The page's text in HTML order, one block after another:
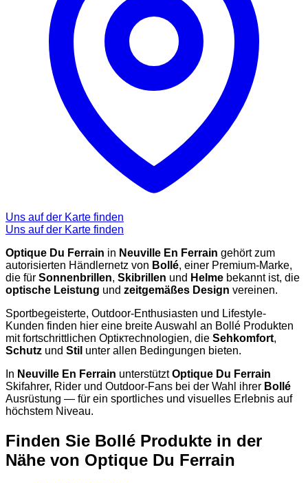
Uns auf der Karte finden
Uns auf der Karte finden
Optique Du Ferrain in Neuville En Ferrain gehört zum
autorisierten Händlernetz von Bollé, einer Premium-Marke,
die für Sonnenbrillen, Skibrillen und Helme bekannt ist, die
optische Leistung und zeitgemäßes Design vereinen.
Sportbegeisterte, Outdoor-Enthusiasten und Lifestyle-
Kunden finden hier eine breite Auswahl an Bollé Produkten
mit fortschrittlichen Optiктechnologien, die Sehkomfort,
Schutz und Stil unter allen Bedingungen bieten.
In Neuville En Ferrain unterstütztOptique Du Ferrain
Skifahrer, Rider und Outdoor-Fans bei der Wahl ihrer Bollé
Ausrüstung — für ein sportliches und visuelles Erlebnis auf
höchstem Niveau.
Finden Sie Bollé Produkte in der
Nähe von Optique Du Ferrain